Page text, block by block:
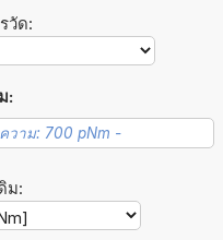
วัด:
:
ม: